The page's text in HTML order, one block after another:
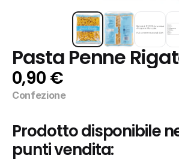
Pasta Penne
0,90 €
Confezione
Prodotto disponibile
punti vendita: